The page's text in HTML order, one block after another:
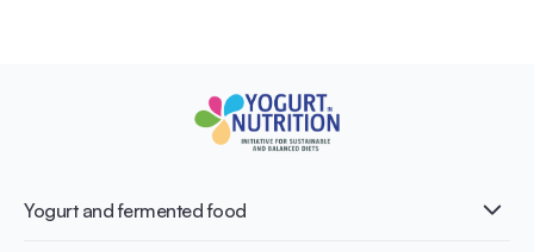
Yogurt and fermented food